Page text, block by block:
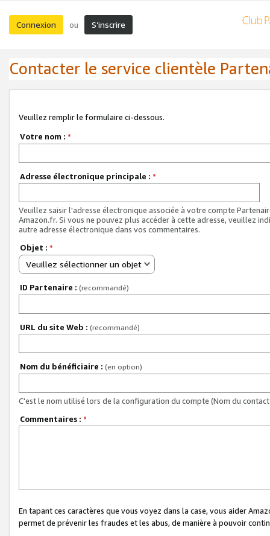
Connexion ou S’inscrire
Contacter le service clientèle
Veuillez remplir le formulaire ci-dessous.
Votre nom : *
Adresse électronique principale : *
Veuillez saisir l'adresse électronique associée à votre compte
Amazon.fr. Si vous ne pouvez plus accéder à cette adresse, veuillez
autre adresse électronique dans vos commentaires.
Objet : *
Veuillez sélectionner un objet
ID Partenaire : (recommandé)
URL du site Web : (recommandé)
Nom du bénéficiaire : (en option)
C'est le nom utilisé lors de la configuration du compte (Nom du
Commentaires : *
En tapant ces caractères que vous voyez dans la case, vous aider
permet de prévenir les fraudes et les abus, de manière à pouvoir